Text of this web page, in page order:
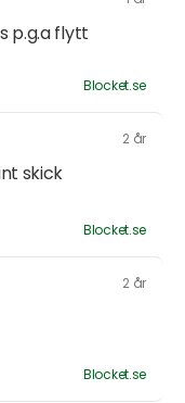
p.g.a flytt
Blocket.se
2 år
skick
Blocket.se
2 år
Blocket.se